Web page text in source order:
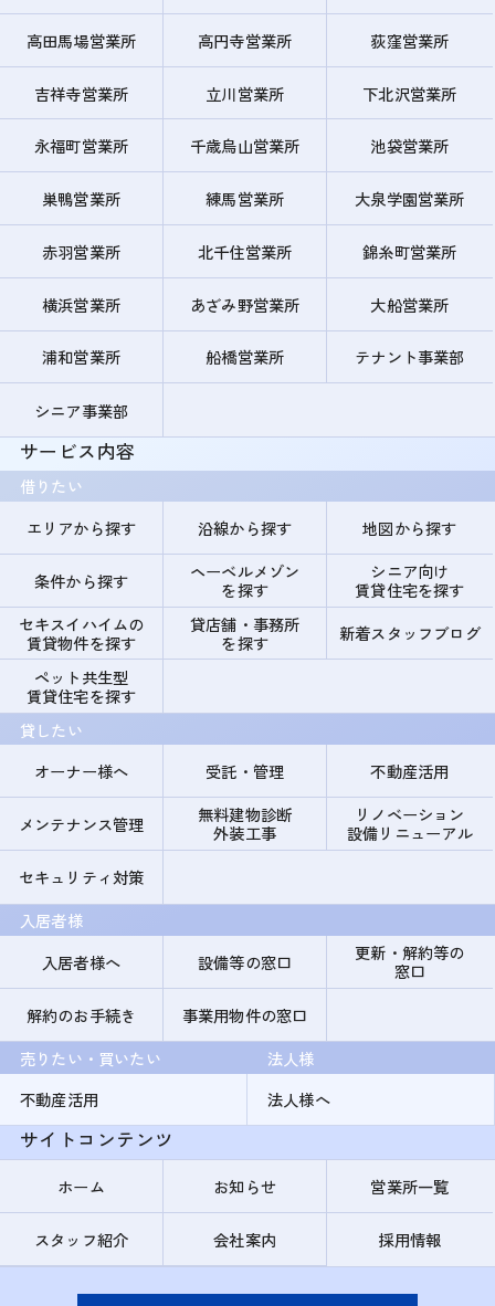
高田馬場営業所 高円寺営業所 荻窪営業所
吉祥寺営業所 立川営業所 下北沢営業所
永福町営業所 千歳烏山営業所 池袋営業所
巣鴨営業所 練馬営業所 大泉学園営業所
赤羽営業所 北千住営業所 錦糸町営業所
横浜営業所 あざみ野営業所 大船営業所
浦和営業所 船橋営業所 テナント事業部
シニア事業部
サービス内容
借りたい
エリアから探す
沿線から探す 地図から探す
条件から探す
ヘーベルメゾン
を探す
シニア向け
賃貸住宅を探す
セキスイハイムの
賃貸物件を探す
貸店舗・事務所
を探す
新着スタッフブログ
ペット共生型
賃貸住宅を探す
貸したい
オーナー様へ
受託・管理 不動産活用
メンテナンス管理
無料建物診断
外装工事
リノベーション
設備リニューアル
セキュリティ対策
入居者様
入居者様へ
設備等の窓口
更新・解約等の
窓口
解約のお手続き
事業用物件の窓口
売りたい・買いたい
不動産活用
法人様
法人様へ
サイトコンテンツ
ホーム お知らせ 営業所一覧
スタッフ紹介 会社案内 採用情報